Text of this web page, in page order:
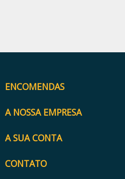
ENCOMENDAS
A NOSSA EMPRESA
A SUA CONTA
CONTATO